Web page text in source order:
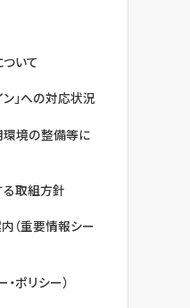
いて
」への対応状況
環境の整備等に
取組方針
（重要情報シー
ポリシー）